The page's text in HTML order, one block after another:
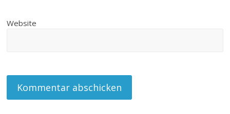
Website